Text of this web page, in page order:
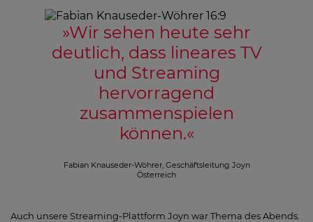
»Wir sehen heute sehr
deutlich, dass lineares TV
und Streaming
hervorragend
zusammenspielen
können.«
Fabian Knauseder-Wöhrer, Geschäftsleitung Joyn
Österreich
Auch unsere Streaming-Plattform Joyn war Thema des Abends.